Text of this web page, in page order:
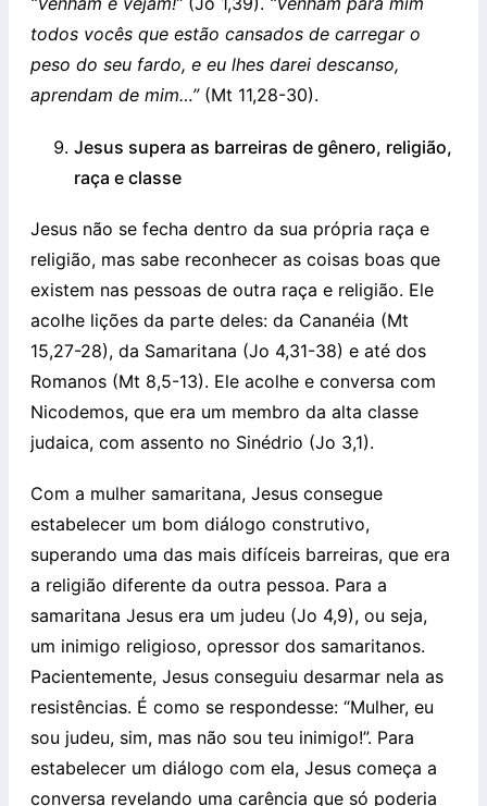
todos vocês que estão cansados de carregar o
peso do seu fardo, e eu lhes darei descanso,
aprendam de mim…” (Mt 11,28-30).
Jesus supera as barreiras de gênero, religião,
raça e classe
Jesus não se fecha dentro da sua própria raça e
religião, mas sabe reconhecer as coisas boas que
existem nas pessoas de outra raça e religião. Ele
acolhe lições da parte deles: da Cananéia (Mt
15,27-28), da Samaritana (Jo 4,31-38) e até dos
Romanos (Mt 8,5-13). Ele acolhe e conversa com
Nicodemos, que era um membro da alta classe
judaica, com assento no Sinédrio (Jo 3,1).
Com a mulher samaritana, Jesus consegue
estabelecer um bom diálogo construtivo,
superando uma das mais difíceis barreiras, que era
a religião diferente da outra pessoa. Para a
samaritana Jesus era um judeu (Jo 4,9), ou seja,
um inimigo religioso, opressor dos samaritanos.
Pacientemente, Jesus conseguiu desarmar nela as
resistências. É como se respondesse: “Mulher, eu
sou judeu, sim, mas não sou teu inimigo!”. Para
estabelecer um diálogo com ela, Jesus começa a
conversa revelando uma carência que só poderia